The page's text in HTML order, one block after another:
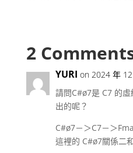
2
YURI on 2024 年
請問C#ø7是 C7 的
出的呢？
C#ø7－＞C7－＞
這裡的 C#ø7關係二